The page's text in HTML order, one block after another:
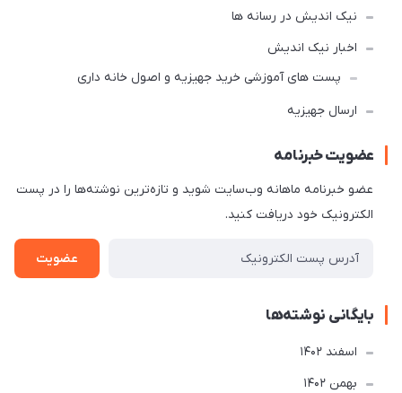
نیک اندیش در رسانه ها
اخبار نیک اندیش
پست های آموزشی خرید جهیزیه و اصول خانه داری
ارسال جهیزیه
عضویت خبرنامه
عضو خبرنامه ماهانه وب‌سایت شوید و تازه‌ترین نوشته‌ها را در پست
الکترونیک خود دریافت کنید.
عضویت
بایگانی نوشته‌ها
اسفند 1402
بهمن 1402